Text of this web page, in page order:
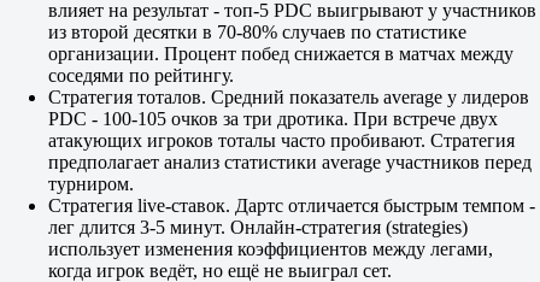
влияет на результат - топ-5 PDC выигрывают у участников
из второй десятки в 70-80% случаев по статистике
организации. Процент побед снижается в матчах между
соседями по рейтингу.
Стратегия тоталов. Средний показатель average у лидеров
PDC - 100-105 очков за три дротика. При встрече двух
атакующих игроков тоталы часто пробивают. Стратегия
предполагает анализ статистики average участников перед
турниром.
Стратегия live-ставок. Дартс отличается быстрым темпом -
лег длится 3-5 минут. Онлайн-стратегия (strategies)
использует изменения коэффициентов между легами,
когда игрок ведёт, но ещё не выиграл сет.